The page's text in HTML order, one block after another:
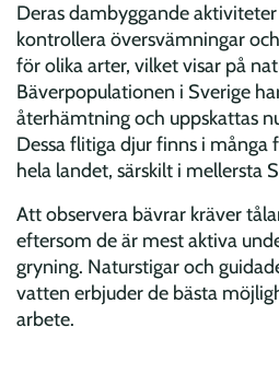
Deras dambyggande
kontrollera översvämningar
för olika arter, vilket visar på
Bäverpopulationen i Sverige
återhämtning och uppskattas
Dessa flitiga djur finns i många
hela landet, särskilt i mellersta
Att observera bävrar kräver
eftersom de är mest aktiva
gryning. Naturstigar och
vatten erbjuder de bästa
arbete.